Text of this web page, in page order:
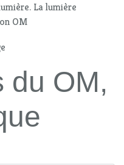
La lumière
OM
du OM,